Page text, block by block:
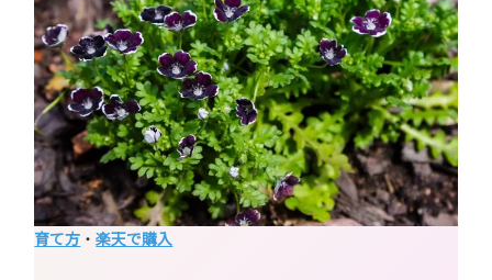
育て方 ・楽天で購入